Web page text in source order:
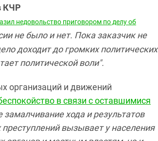
КЧР
недовольство приговором по делу об
не было и нет. Пока заказчик не
доходит до громких политических
политической воли".
организаций и движений
в связи с оставшимися
замалчивание хода и результатов
вызывает у населения